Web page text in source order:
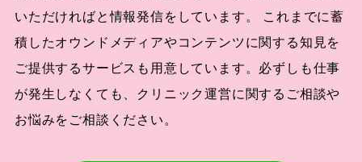
いただければと情報発信をしています。 これまでに蓄
積したオウンドメディアやコンテンツに関する知見を
ご提供するサービスも用意しています。必ずしも仕事
が発生しなくても、クリニック運営に関するご相談や
お悩みをご相談ください。